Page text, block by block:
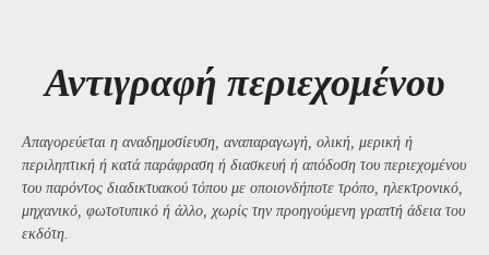
Αντιγραφή περιεχομένου
Απαγορεύεται η αναδημοσίευση, αναπαραγωγή, ολική, μερική ή
περιληπτική ή κατά παράφραση ή διασκευή ή απόδοση του περιεχομένου
του παρόντος διαδικτυακού τόπου με οποιονδήποτε τρόπο, ηλεκτρονικό,
μηχανικό, φωτοτυπικό ή άλλο, χωρίς την προηγούμενη γραπτή άδεια του
εκδότη.